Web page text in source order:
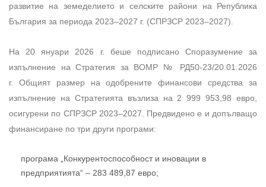
развитие на земеделието и селските райони на Република
България за периода 2023–2027 г. (СПРЗСР 2023–2027).
На 20 януари 2026 г. беше подписано Споразумение за
изпълнение на Стратегия за ВОМР № РД50-23/20.01.2026
г. Общият размер на одобрените финансови средства за
изпълнение на Стратегията възлиза на 2 999 953,98 евро,
осигурени по СПРЗСР 2023–2027. Предвидено е и допълващо
финансиране по три други програми:
програма „Конкурентоспособност и иновации в
предприятията“ – 283 489,87 евро;